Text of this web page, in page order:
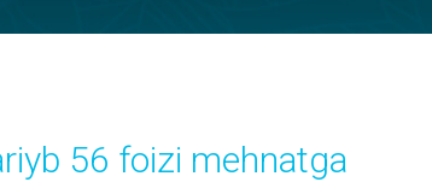
56 foizi mehnatga